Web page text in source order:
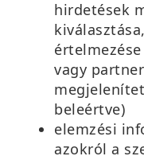
hirdetések
vagy
beleértve)
elemzési
azokról a